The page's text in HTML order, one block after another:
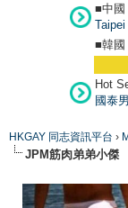
■中國
Taipei
■韓國
Hot
國泰
HKGAY 同志資訊平台 ›
JPM筋肉弟弟小傑